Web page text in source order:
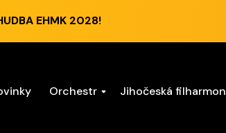
EHMK 2028!
Orchestr Jihočeská